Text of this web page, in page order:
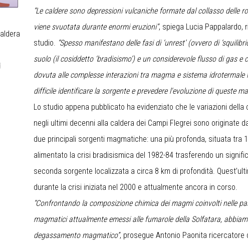
“Le caldere sono depressioni vulcaniche formate dal collasso delle
viene svuotata durante enormi eruzioni”, spiega Lucia Pappalardo,
studio. “Spesso manifestano delle fasi di ‘unrest’ (ovvero di
suolo (il cosiddetto ‘bradisismo’) e un considerevole flusso di gas
dovuta alle complesse interazioni tra magma e sistema
difficile identificare la sorgente e prevedere l'evoluzione di queste
Lo studio appena pubblicato ha evidenziato che le variazioni
negli ultimi decenni alla caldera dei Campi Flegrei sono originate
due principali sorgenti magmatiche: una più profonda, situata tra
alimentato la crisi bradisismica del 1982-84 trasferendo un
seconda sorgente localizzata a circa 8 km di profondità.
durante la crisi iniziata nel 2000 e attualmente ancora in corso.
“Confrontando la composizione chimica dei magmi coinvolti nelle
magmatici attualmente emessi alle fumarole della Solfatara,
degassamento magmatico”, prosegue Antonio Paonita ricercatore